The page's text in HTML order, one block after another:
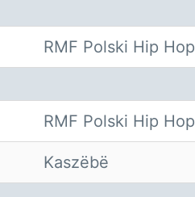
RMF Polski Hip Hop
RMF Polski Hip Hop
Kaszëbë